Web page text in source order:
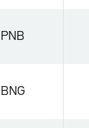
PNB
BNG